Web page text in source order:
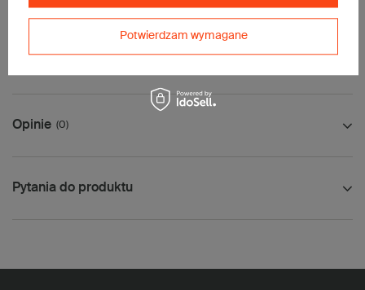
Opinie (0)
Pytania do produktu
Potwierdzam wymagane